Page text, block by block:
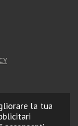
la tua
Web Agency